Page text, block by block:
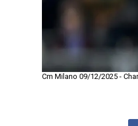
Cm Milano 09/12/2025 -